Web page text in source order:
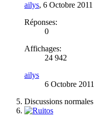
ailys, 6 Octobre 2011
Réponses:
0
Affichages:
24 942
ailys
6 Octobre 2011
Discussions normales